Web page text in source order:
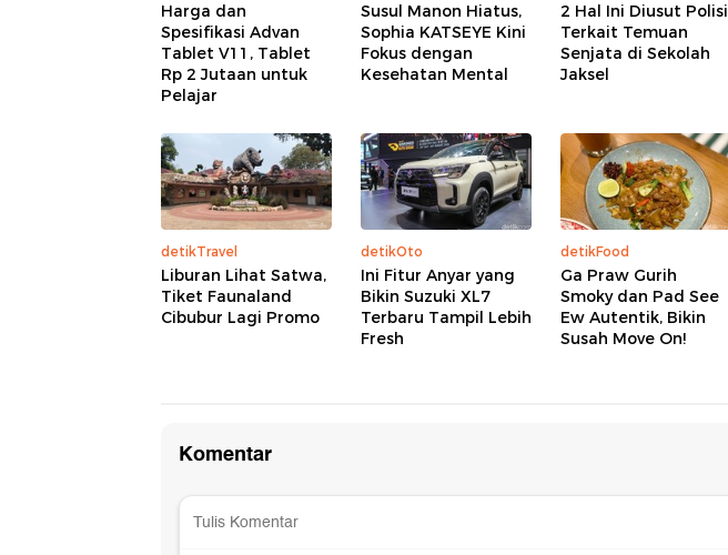
Harga dan
Spesifikasi Advan
Tablet V11, Tablet
Rp 2 Jutaan untuk
Pelajar
Susul Manon Hiatus,
Sophia KATSEYE Kini
Fokus dengan
Kesehatan Mental
2 Hal Ini Diusut Polisi
Terkait Temuan
Senjata di Sekolah
Jaksel
detikTravel
Liburan Lihat Satwa,
Tiket Faunaland
Cibubur Lagi Promo
detikOto
Ini Fitur Anyar yang
Bikin Suzuki XL7
Terbaru Tampil Lebih
Fresh
detikFood
Ga Praw Gurih
Smoky dan Pad See
Ew Autentik, Bikin
Susah Move On!